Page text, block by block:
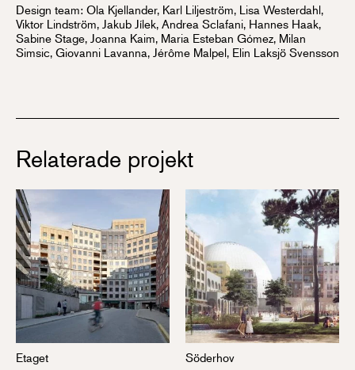
Design team: Ola Kjellander, Karl Liljeström, Lisa Westerdahl,
Viktor Lindström, Jakub Jílek, Andrea Sclafani, Hannes Haak,
Sabine Stage, Joanna Kaim, Maria Esteban Gómez, Milan
Simsic, Giovanni Lavanna, Jérôme Malpel, Elin Laksjö Svensson
Relaterade projekt
Etaget Söderhov